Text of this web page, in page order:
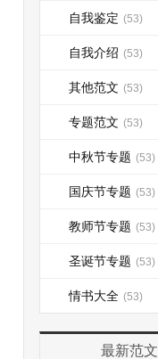
自我鉴定 (53)
自我介绍 (53)
其他范文 (53)
专题范文 (53)
中秋节专题 (53)
国庆节专题 (53)
教师节专题 (53)
圣诞节专题 (53)
情书大全 (53)
最新范文